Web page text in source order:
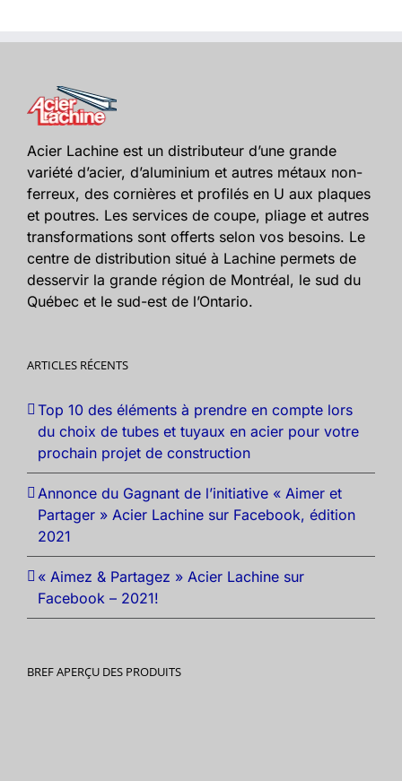
Acier Lachine est un distributeur d’une grande
variété d’acier, d’aluminium et autres métaux non-
ferreux, des cornières et profilés en U aux plaques
et poutres. Les services de coupe, pliage et autres
transformations sont offerts selon vos besoins. Le
centre de distribution situé à Lachine permets de
desservir la grande région de Montréal, le sud du
Québec et le sud-est de l’Ontario.
ARTICLES RÉCENTS
Top 10 des éléments à prendre en compte lors
du choix de tubes et tuyaux en acier pour votre
prochain projet de construction
Annonce du Gagnant de l’initiative « Aimer et
Partager » Acier Lachine sur Facebook, édition
2021
« Aimez & Partagez » Acier Lachine sur
Facebook – 2021!
BREF APERÇU DES PRODUITS